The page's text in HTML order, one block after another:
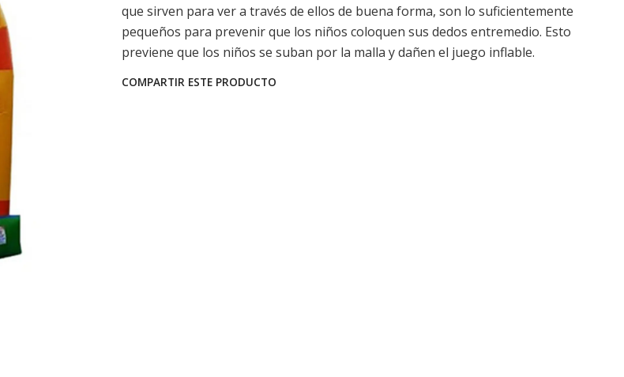
que sirven para ver a través de ellos de buena forma, son lo suficientemente
pequeños para prevenir que los niños coloquen sus dedos entremedio. Esto
previene que los niños se suban por la malla y dañen el juego inflable.
COMPARTIR ESTE PRODUCTO